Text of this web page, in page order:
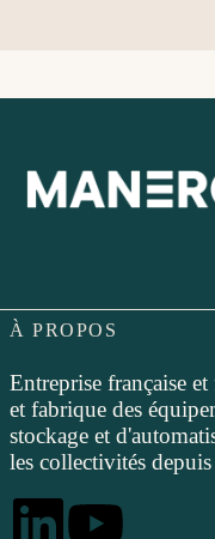
À PROPOS
Entreprise française
et fabrique des
stockage et
les collectivités